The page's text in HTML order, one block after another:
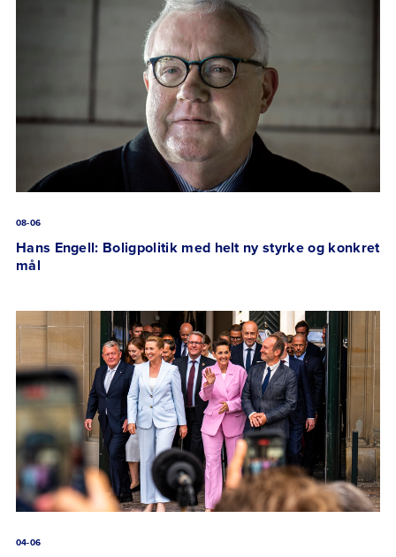
08-06
Hans Engell: Boligpolitik med helt ny styrke og konkret
mål
04-06